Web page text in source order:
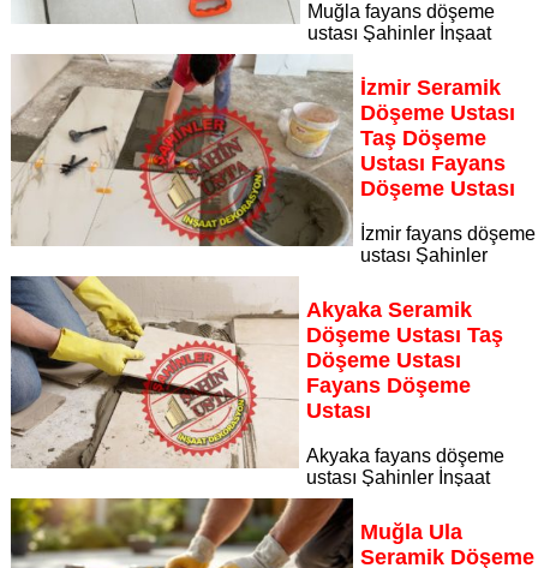
Muğla fayans döşeme
ustası Şahinler İnşaat
Dekorasyon, zeminlerinizi sanat eseri gibi işleyen uzman
kadrosuyla Muğla bölgesine özel hizmet sunuyor Muğla
seramik döşeme ustası taş döşeme ustası fayans döşeme
ustası
Sayfaya Git
İzmir Seramik
Döşeme Ustası
Taş Döşeme
Ustası Fayans
Döşeme Ustası
İzmir fayans döşeme
ustası Şahinler
İnşaat Dekorasyon, zeminlerinizi sanat eseri gibi işleyen
uzman kadrosuyla İzmir bölgesine özel hizmet sunuyor İzmir
seramik döşeme ustası taş döşeme ustası fayans döşeme
ustası
Sayfaya Git
Akyaka Seramik
Döşeme Ustası Taş
Döşeme Ustası
Fayans Döşeme
Ustası
Akyaka fayans döşeme
ustası Şahinler İnşaat
Dekorasyon, zeminlerinizi sanat eseri gibi işleyen uzman
kadrosuyla Akyaka bölgesine özel hizmet sunuyor Akyaka
seramik döşeme ustası taş döşeme ustası fayans döşeme
Muğla Ula
Seramik Döşeme